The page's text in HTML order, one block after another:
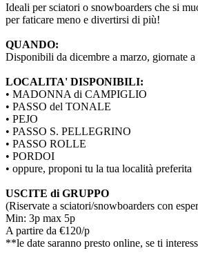
Ideali per sciatori o snowboarders che si
per faticare meno e divertirsi di più!
QUANDO:
Disponibili da dicembre a marzo, giornate
LOCALITA' DISPONIBILI:
• MADONNA di CAMPIGLIO
• PASSO del TONALE
• PEJO
• PASSO S. PELLEGRINO
• PASSO ROLLE
• PORDOI
• oppure, proponi tu la tua località preferita
USCITE di GRUPPO
(Riservate a sciatori/snowboarders con
Min: 3p max 5p
A partire da €120/p
**le date saranno presto online, se ti